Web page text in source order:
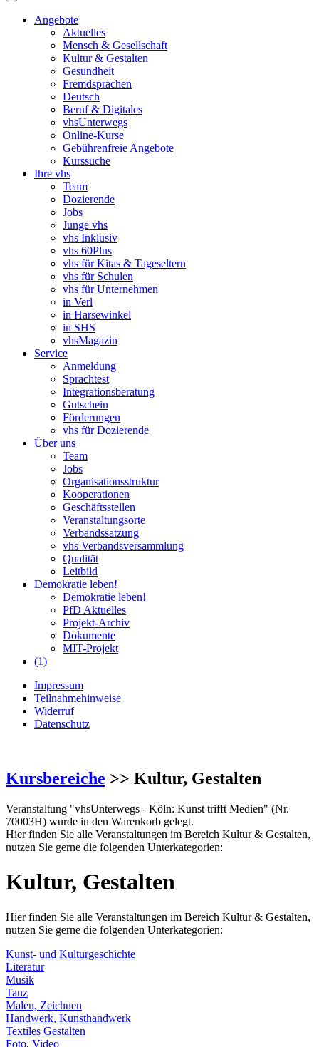
Angebote
Aktuelles
Mensch & Gesellschaft
Kultur & Gestalten
Gesundheit
Fremdsprachen
Deutsch
Beruf & Digitales
vhsUnterwegs
Online-Kurse
Gebührenfreie Angebote
Kurssuche
Ihre vhs
Team
Dozierende
Jobs
Junge vhs
vhs Inklusiv
vhs 60Plus
vhs für Kitas & Tageseltern
vhs für Schulen
vhs für Unternehmen
in Verl
in Harsewinkel
in SHS
vhsMagazin
Service
Anmeldung
Sprachtest
Integrationsberatung
Gutschein
Förderungen
vhs für Dozierende
Über uns
Team
Jobs
Organisationsstruktur
Kooperationen
Geschäftsstellen
Veranstaltungsorte
Verbandssatzung
vhs Verbandsversammlung
Qualität
Leitbild
Demokratie leben!
Demokratie leben!
PfD Aktuelles
Projekt-Archiv
Dokumente
MIT-Projekt
(1)
Impressum
Teilnahmehinweise
Widerruf
Datenschutz
Kursbereiche >> Kultur, Gestalten
Veranstaltung "vhsUnterwegs - Köln: Kunst trifft Medien" (Nr.
70003H) wurde in den Warenkorb gelegt.
Hier finden Sie alle Veranstaltungen im Bereich Kultur & Gestalten,
nutzen Sie gerne die folgenden Unterkategorien:
Kultur, Gestalten
Hier finden Sie alle Veranstaltungen im Bereich Kultur & Gestalten,
nutzen Sie gerne die folgenden Unterkategorien:
Kunst- und Kulturgeschichte
Literatur
Musik
Tanz
Malen, Zeichnen
Handwerk, Kunsthandwerk
Textiles Gestalten
Foto, Video